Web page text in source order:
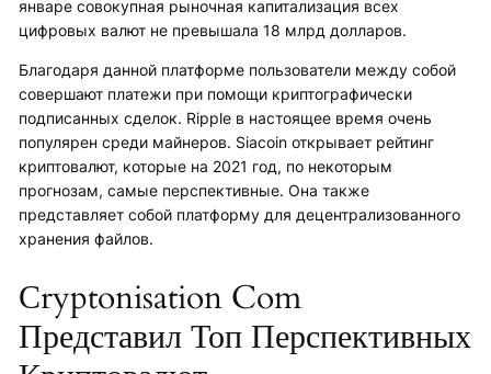
январе совокупная рыночная капитализация всех
цифровых валют не превышала 18 млрд долларов.
Благодаря данной платформе пользователи между собой
совершают платежи при помощи криптографически
подписанных сделок. Ripple в настоящее время очень
популярен среди майнеров. Siacoin открывает рейтинг
криптовалют, которые на 2021 год, по некоторым
прогнозам, самые перспективные. Она также
представляет собой платформу для децентрализованного
хранения файлов.
Сryptonisation Com
Представил Топ Перспективных